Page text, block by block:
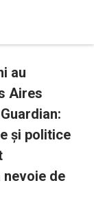
au
Aires
și politice
nevoie de